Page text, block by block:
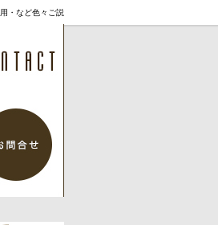
・など色々ご説